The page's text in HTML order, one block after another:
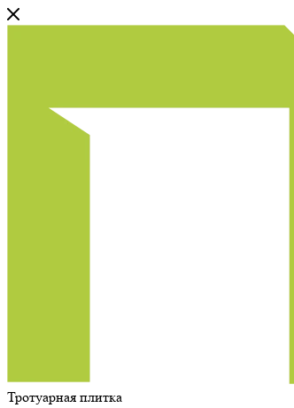
Тротуарная плитка